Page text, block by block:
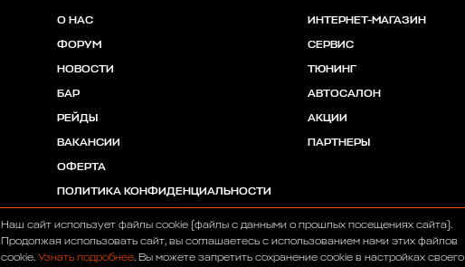
О НАС
ФОРУМ
НОВОСТИ
БАР
РЕЙДЫ
ВАКАНСИИ
ОФЕРТА
ПОЛИТИКА КОНФИДЕНЦИАЛЬНОСТИ
ИНТЕРНЕТ-МАГАЗИН
СЕРВИС
ТЮНИНГ
АВТОСАЛОН
АКЦИИ
ПАРТНЕРЫ
Наш сайт использует файлы cookie (файлы с данными о прошлых посещениях сайта).
Продолжая использовать сайт, вы соглашаетесь с использованием нами этих файлов
cookie. Узнать подробнее. Вы можете запретить сохранение cookie в настройках своего